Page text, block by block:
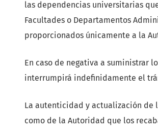
las dependencias universitarias
Facultades o Departamentos
proporcionados únicamente a la
En caso de negativa a suministrar
interrumpirá indefinidamente el
La autenticidad y actualización de
como de la Autoridad que los